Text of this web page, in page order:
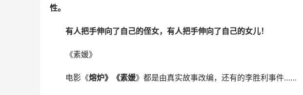
性。
有人把手伸向了自己的侄女，有人把手伸向了自己的女儿！
《素媛》
电影《熔炉》《素媛》都是由真实故事改编，还有的李胜利事件……